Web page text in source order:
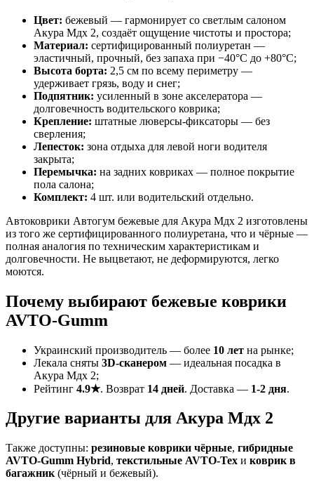
Цвет: бежевый — гармонирует со светлым салоном
Акура Мдх 2, создаёт ощущение чистоты и простора;
Материал: сертифицированный полиуретан —
эластичный, прочный, без запаха при −40°C до +80°C;
Высота борта: 2,5 см по всему периметру —
удерживает грязь, воду и снег;
Подпятник: усиленный в зоне акселератора —
долговечность водительского коврика;
Крепление: штатные люверсы-фиксаторы — без
сверления;
Лепесток: зона отдыха для левой ноги водителя
закрыта;
Перемычка: на задних ковриках — полное покрытие
пола салона;
Комплект: 4 шт. или водительский отдельно.
Автоковрики Автогум бежевые для Акура Мдх 2 изготовлены
из того же сертифицированного полиуретана, что и чёрные —
полная аналогия по техническим характеристикам и
долговечности. Не выцветают, не деформируются, легко
моются.
Почему выбирают бежевые коврики
AVTO-Gumm
Украинский производитель — более 10 лет на рынке;
Лекала сняты 3D-сканером — идеальная посадка в
Акура Мдх 2;
Рейтинг 4.9★. Возврат 14 дней. Доставка — 1-2 дня.
Другие варианты для Акура Мдх 2
Также доступны: резиновые коврики чёрные, гибридные
AVTO-Gumm Hybrid, текстильные AVTO-Tex и коврик в
багажник (чёрный и бежевый).